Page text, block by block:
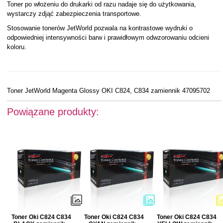
Toner po włożeniu do drukarki od razu nadaje się do użytkowania,
wystarczy zdjąć zabezpieczenia transportowe.
Stosowanie tonerów JetWorld pozwala na kontrastowe wydruki o
odpowiedniej intensywności barw i prawidłowym odwzorowaniu odcieni
koloru.
Toner JetWorld Magenta Glossy OKI C824, C834 zamiennik 47095702
Powiązane produkty:
Toner Oki C824 C834
Toner Oki C824 C834
Toner Oki C824 C834